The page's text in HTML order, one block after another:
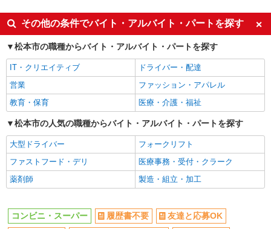
未経験歓迎
大学生歓迎
ミドル（40代～）活躍中
車通勤OK
扶養内勤務OK
交通費支給
社会保険あり
社員登用あり
その他の条件でバイト・アルバイト・パートを探す
松本市の職種からバイト・アルバイト・パートを探す
IT・クリエイティブ
ドライバー・配達
営業
ファッション・アパレル
教育・保育
医療・介護・福祉
松本市の人気の職種からバイト・アルバイト・パートを探す
大型ドライバー
フォークリフト
ファストフード・デリ
医療事務・受付・クラーク
薬剤師
製造・組立・加工
コンビニ・スーパー 履歴書不要
友達と応募OK